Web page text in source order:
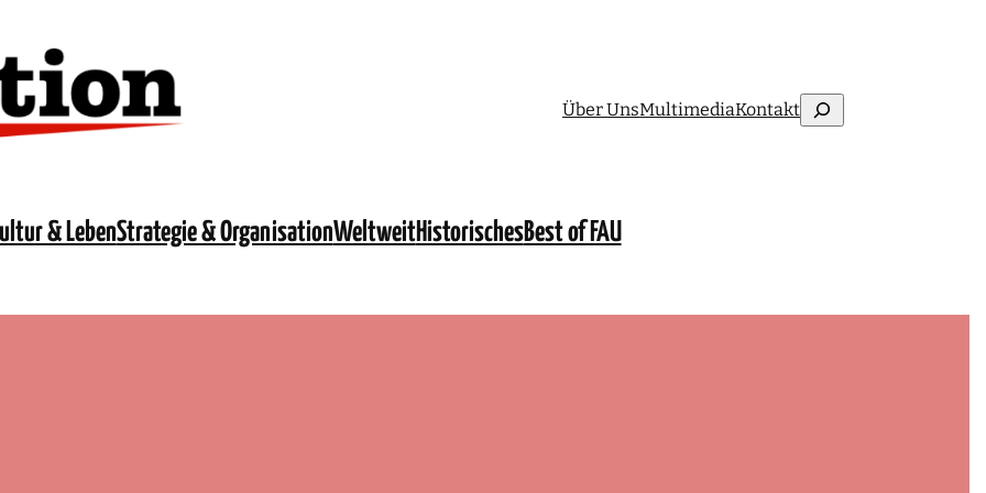
Über UnsMultimediaKontaktSuchen
& LebenStrategie & OrganisationWeltweitHistorischesBest of FAU